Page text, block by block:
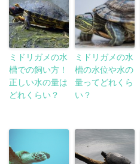
ミドリガメの水
槽での飼い方！
正しい水の量は
どれくらい？
ミドリガメの水
槽の水位や水の
量ってどれくら
い？